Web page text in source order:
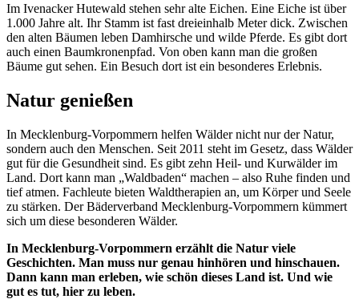
Im Ivenacker Hutewald stehen sehr alte Eichen. Eine Eiche ist über
1.000 Jahre alt. Ihr Stamm ist fast dreieinhalb Meter dick. Zwischen
den alten Bäumen leben Damhirsche und wilde Pferde. Es gibt dort
auch einen Baumkronenpfad. Von oben kann man die großen
Bäume gut sehen. Ein Besuch dort ist ein besonderes Erlebnis.
Natur genießen
In Mecklenburg-Vorpommern helfen Wälder nicht nur der Natur,
sondern auch den Menschen. Seit 2011 steht im Gesetz, dass Wälder
gut für die Gesundheit sind. Es gibt zehn Heil- und Kurwälder im
Land. Dort kann man „Waldbaden“ machen – also Ruhe finden und
tief atmen. Fachleute bieten Waldtherapien an, um Körper und Seele
zu stärken. Der Bäderverband Mecklenburg-Vorpommern kümmert
sich um diese besonderen Wälder.
In Mecklenburg-Vorpommern erzählt die Natur viele
Geschichten. Man muss nur genau hinhören und hinschauen.
Dann kann man erleben, wie schön dieses Land ist. Und wie
gut es tut, hier zu leben.